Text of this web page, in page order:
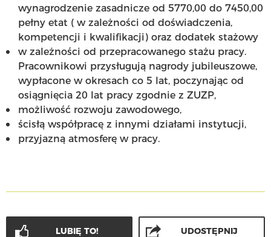
wynagrodzenie zasadnicze od 5770,00 do 7450,00
pełny etat ( w zależności od doświadczenia,
kompetencji i kwalifikacji) oraz dodatek stażowy
w zależności od przepracowanego stażu pracy.
Pracownikowi przysługują nagrody jubileuszowe,
wypłacone w okresach co 5 lat, poczynając od
osiągnięcia 20 lat pracy zgodnie z ZUZP,
możliwość rozwoju zawodowego,
ścisłą współpracę z innymi działami instytucji,
przyjazną atmosferę w pracy.
LUBIĘ TO! UDOSTĘPNIJ